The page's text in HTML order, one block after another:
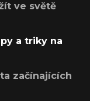
ve světě
a triky na
začínajících